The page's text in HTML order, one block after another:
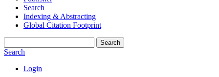
Search
Indexing & Abstracting
Global Citation Footprint
Search
Search
Login